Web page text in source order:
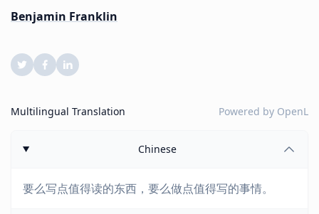
Benjamin Franklin
Multilingual Translation Powered by OpenL
Chinese
要么写点值得读的东西，要么做点值得写的事情。